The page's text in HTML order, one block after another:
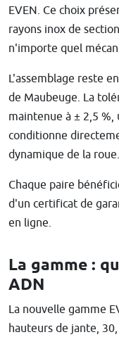
EVEN. Ce choix
rayons inox de
n'importe quel
L'assemblage reste
de Maubeuge. La
maintenue à ± 2,5
conditionne
dynamique de la roue.
Chaque paire
d'un certificat de
en ligne.
La gamme :
ADN
La nouvelle gamme
hauteurs de jante,